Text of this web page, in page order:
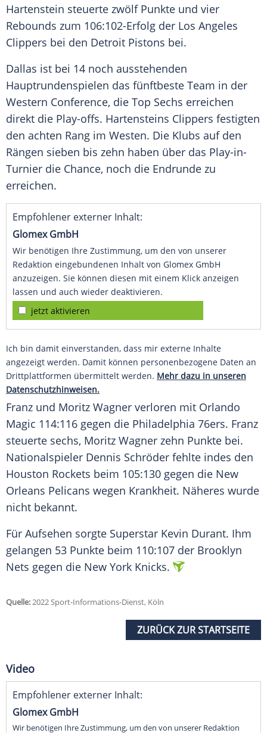
Hartenstein steuerte zwölf Punkte und vier
Rebounds zum 106:102-Erfolg der Los Angeles
Clippers bei den Detroit Pistons bei.
Dallas ist bei 14 noch ausstehenden
Hauptrundenspielen das fünftbeste Team in der
Western Conference, die Top Sechs erreichen
direkt die Play-offs. Hartensteins Clippers festigten
den achten Rang im Westen. Die Klubs auf den
Rängen sieben bis zehn haben über das Play-in-
Turnier die Chance, noch die Endrunde zu
erreichen.
Empfohlener externer Inhalt:
Glomex GmbH
Wir benötigen Ihre Zustimmung, um den von unserer
Redaktion eingebundenen Inhalt von Glomex GmbH
anzuzeigen. Sie können diesen mit einem Klick anzeigen
lassen und auch wieder deaktivieren.
jetzt aktivieren
Ich bin damit einverstanden, dass mir externe Inhalte
angezeigt werden. Damit können personenbezogene Daten an
Drittplattformen übermittelt werden. Mehr dazu in unseren
Datenschutzhinweisen.
Franz und Moritz Wagner verloren mit Orlando
Magic 114:116 gegen die Philadelphia 76ers. Franz
steuerte sechs, Moritz Wagner zehn Punkte bei.
Nationalspieler Dennis Schröder fehlte indes den
Houston Rockets beim 105:130 gegen die New
Orleans Pelicans wegen Krankheit. Näheres wurde
nicht bekannt.
Für Aufsehen sorgte Superstar Kevin Durant. Ihm
gelangen 53 Punkte beim 110:107 der Brooklyn
Nets gegen die New York Knicks.
Quelle:2022 Sport-Informations-Dienst, Köln
ZURÜCK ZUR STARTSEITE
Video
Empfohlener externer Inhalt:
Glomex GmbH
Wir benötigen Ihre Zustimmung, um den von unserer Redaktion